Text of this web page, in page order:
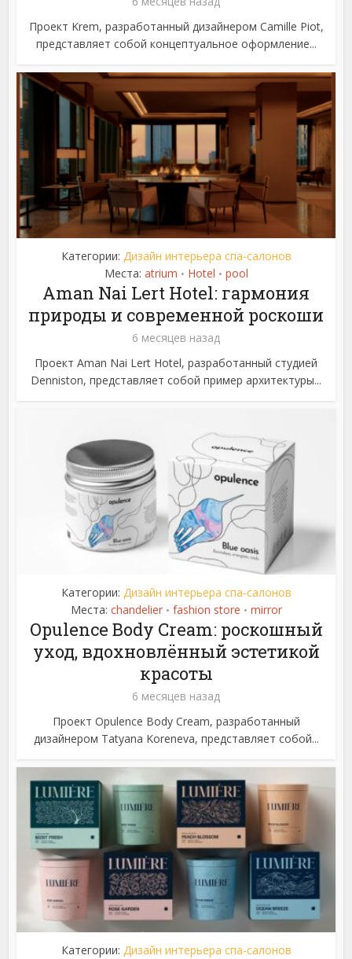
Проект Krem, разработанный дизайнером Camille Piot,
представляет собой концептуальное оформление...
Категории: Дизайн интерьера спа-салонов
Места: atrium • Hotel • pool
Aman Nai Lert Hotel: гармония
природы и современной роскоши
6 месяцев назад
Проект Aman Nai Lert Hotel, разработанный студией
Denniston, представляет собой пример архитектуры...
Категории: Дизайн интерьера спа-салонов
Места: chandelier • fashion store • mirror
Opulence Body Cream: роскошный
уход, вдохновлённый эстетикой
красоты
6 месяцев назад
Проект Opulence Body Cream, разработанный
дизайнером Tatyana Koreneva, представляет собой...
Категории: Дизайн интерьера спа-салонов